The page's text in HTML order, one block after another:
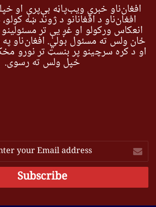
افغان‌ناو خبري ویب‌پاڼه بې‌پرې او
افغان‌ناو د افغانانو د ژوند ښه
انعکاس ورکولو او غږ یې تر
ځان ولس ته مسئول بولي. افغان‌ناو
او د کره سرچینو پر بنسټ تر نورو
خپل ولس ته رسوي.
Enter
your
Email